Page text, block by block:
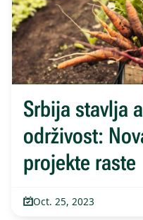
Srbija stavlja
održivost:
projekte raste
Oct. 25, 2023